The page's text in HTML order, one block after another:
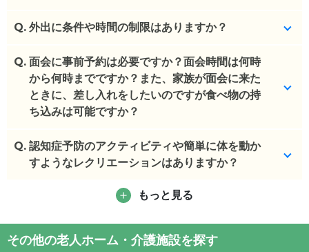
(回答者: 施設担当者,回答日: 2023/12/05)
可能です。
(回答者: 施設担当者,回答日: 2023/12/05)
Q. 外出に条件や時間の制限はありますか？
外出はご遠慮いただいております。
(回答者: 施設担当者,回答日: 2024/04/12)
Q. 面会に事前予約は必要ですか？面会時間は何時
から何時までですか？また、家族が面会に来た
ときに、差し入れをしたいのですが食べ物の持
ち込みは可能ですか？
予約制です。16時頃までとなります。食事の時間は
避けて頂くようにお願いします。差し入れも可能で
Q. 認知症予防のアクティビティや簡単に体を動か
すようなレクリエーションはありますか？
毎日レクや体操がございます。
(回答者: 施設担当者,回答日: 2024/04/12)
もっと見る
その他の老人ホーム・介護施設を探す